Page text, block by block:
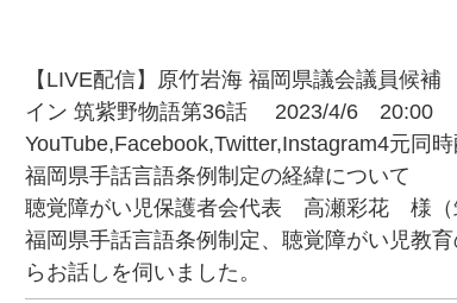
【LIVE配信】原竹岩海 福岡県議会議員候
イン 筑紫野物語第36話 2023/4/6 20:00
YouTube,Facebook,Twitter,Instagram4元同
福岡県手話言語条例制定の経緯について
聴覚障がい児保護者会代表 高瀬彩花 様（
福岡県手話言語条例制定、聴覚障がい児教
らお話しを伺いました。